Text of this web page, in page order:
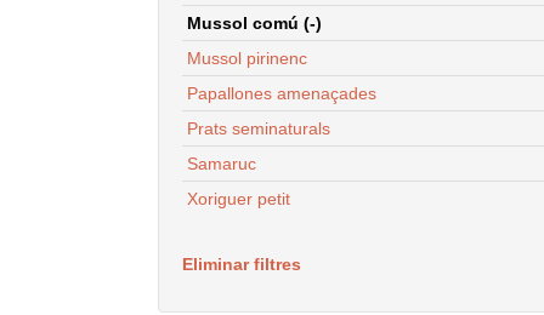
Mussol comú (-)
Mussol pirinenc
Papallones amenaçades
Prats seminaturals
Samaruc
Xoriguer petit
Eliminar filtres